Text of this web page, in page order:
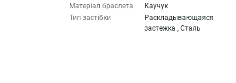
Матеріал браслета
Каучук
Тип застібки
Раскладывающаяся
застежка , Сталь